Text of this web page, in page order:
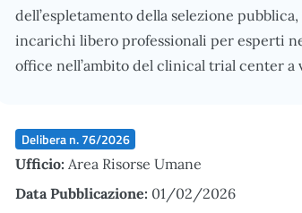
dell’espletamento della selezione
incarichi libero professionali per esperti
office nell’ambito del clinical trial center a
Delibera n. 76/2026
Ufficio: Area Risorse Umane
Data Pubblicazione: 01/02/2026